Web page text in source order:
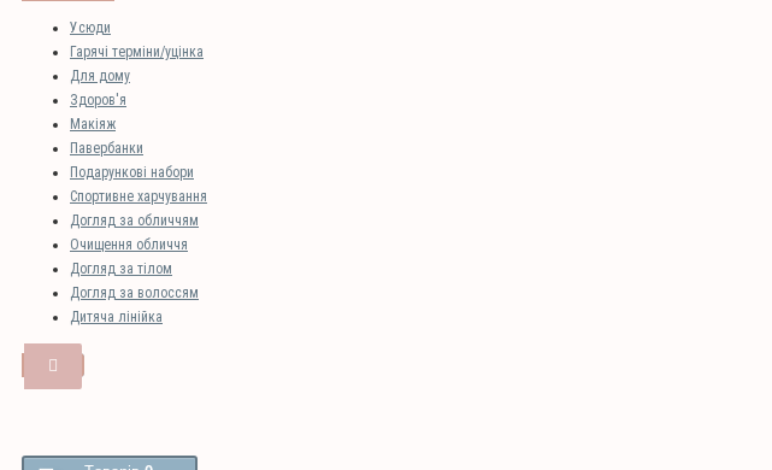
Усюди
Гарячі терміни/уцінка
Для дому
Здоров'я
Макіяж
Павербанки
Подарункові набори
Спортивне харчування
Догляд за обличчям
Очищення обличчя
Догляд за тілом
Догляд за волоссям
Дитяча лінійка